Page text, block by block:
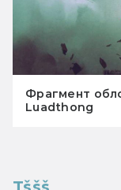
Фрагмент
Luadthong